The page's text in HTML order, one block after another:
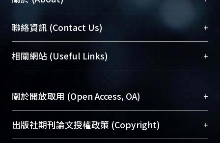
臺大位居世界頂尖大學之列，為永久珍藏及向國際
展現本校豐碩的研究成果及學術能量，圖書館整合
機構典藏（NTUR）與學術庫（AH）不同功能平
台，成為臺大學術典藏NTU scholars。期能整合研
成果。
To permanently archive and promote researcher
profiles and scholarly works, Library integrates the
services of “NTU Repository” with “Academic
聯絡資訊 (Contact Us) +
總館學科館員(Main Library)
醫學圖書館學科館員(Medical Library)
Sciences Library)
相關網站 (Useful Links) +
關於開放取用 (Open Access, OA) +
開放取用是從使用者角度提升資訊取用性的社會運
動，應用在學術研究上是透過將研究著作公開供使
出版社期刊論文授權政策 (Copyright) +